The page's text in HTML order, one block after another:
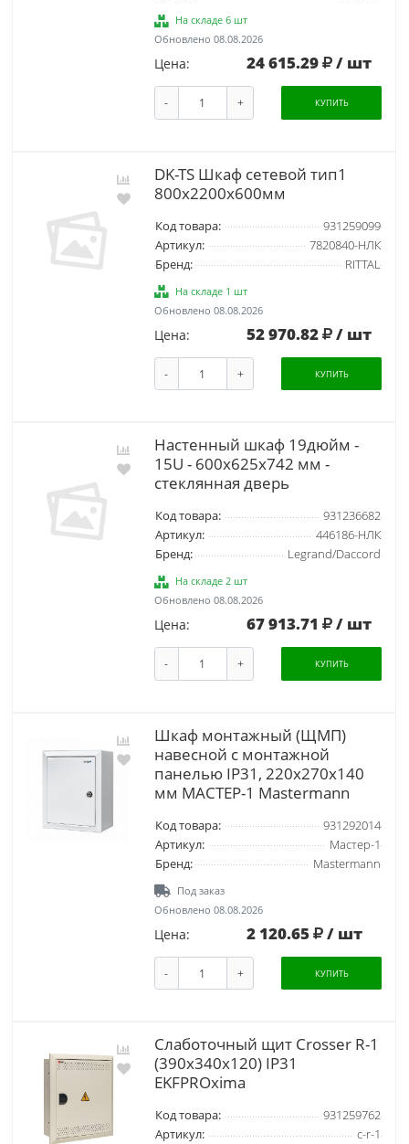
На складе 6 шт
Обновлено 08.08.2026
Цена: 24 615.29 / шт
- + КУПИТЬ
DK-TS Шкаф сетевой тип1
800x2200x600мм
Код товара:
931259099
Артикул:
7820840-НЛК
Бренд:
RITTAL
На складе 1 шт
Обновлено 08.08.2026
Цена: 52 970.82 / шт
- + КУПИТЬ
Настенный шкаф 19дюйм -
15U - 600x625x742 мм -
стеклянная дверь
Код товара:
931236682
Артикул:
446186-НЛК
Бренд:
Legrand/Daccord
На складе 2 шт
Обновлено 08.08.2026
Цена: 67 913.71 / шт
- + КУПИТЬ
Шкаф монтажный (ЩМП)
навесной с монтажной
панелью IP31, 220х270х140
мм МАСТЕР-1 Mastermann
Код товара:
931292014
Артикул:
Мастер-1
Бренд:
Mastermann
Под заказ
Обновлено 08.08.2026
Цена: 2 120.65 / шт
- + КУПИТЬ
Слаботочный щит Crosser R-1
(390х340х120) IP31
EKFPROxima
Код товара:
931259762
Артикул:
c-r-1